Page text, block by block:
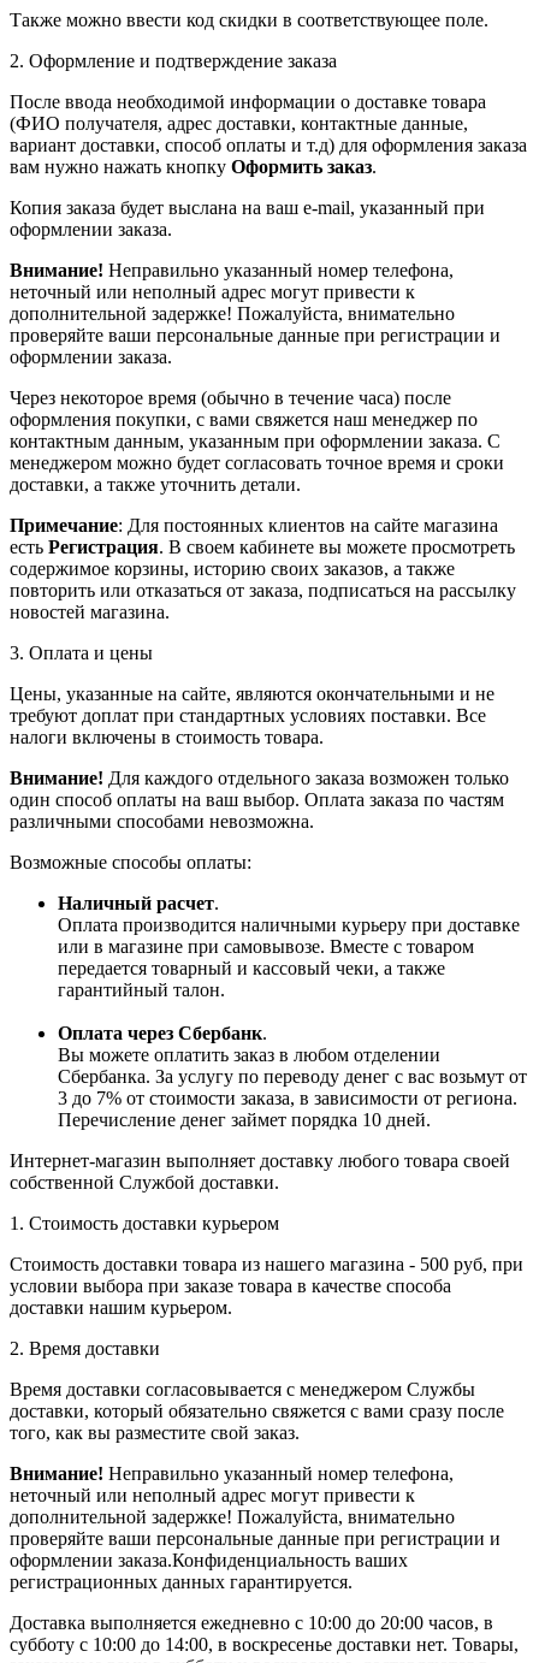
Также можно ввести код скидки в соответствующее поле.
2. Оформление и подтверждение заказа
После ввода необходимой информации о доставке товара
(ФИО получателя, адрес доставки, контактные данные,
вариант доставки, способ оплаты и т.д) для оформления заказа
вам нужно нажать кнопку Оформить заказ.
Копия заказа будет выслана на ваш e-mail, указанный при
оформлении заказа.
Внимание! Неправильно указанный номер телефона,
неточный или неполный адрес могут привести к
дополнительной задержке! Пожалуйста, внимательно
проверяйте ваши персональные данные при регистрации и
оформлении заказа.
Через некоторое время (обычно в течение часа) после
оформления покупки, с вами свяжется наш менеджер по
контактным данным, указанным при оформлении заказа. С
менеджером можно будет согласовать точное время и сроки
доставки, а также уточнить детали.
Примечание: Для постоянных клиентов на сайте магазина
есть Регистрация. В своем кабинете вы можете просмотреть
содержимое корзины, историю своих заказов, а также
повторить или отказаться от заказа, подписаться на рассылку
новостей магазина.
3. Оплата и цены
Цены, указанные на сайте, являются окончательными и не
требуют доплат при стандартных условиях поставки. Все
налоги включены в стоимость товара.
Внимание! Для каждого отдельного заказа возможен только
один способ оплаты на ваш выбор. Оплата заказа по частям
различными способами невозможна.
Возможные способы оплаты:
Наличный расчет.
Оплата производится наличными курьеру при доставке
или в магазине при самовывозе. Вместе с товаром
передается товарный и кассовый чеки, а также
гарантийный талон.
Оплата через Сбербанк.
Вы можете оплатить заказ в любом отделении
Сбербанка. За услугу по переводу денег с вас возьмут от
3 до 7% от стоимости заказа, в зависимости от региона.
Перечисление денег займет порядка 10 дней.
Интернет-магазин выполняет доставку любого товара своей
собственной Службой доставки.
1. Стоимость доставки курьером
Стоимость доставки товара из нашего магазина - 500 руб, при
условии выбора при заказе товара в качестве способа
доставки нашим курьером.
2. Время доставки
Время доставки согласовывается с менеджером Службы
доставки, который обязательно свяжется с вами сразу после
того, как вы разместите свой заказ.
Внимание! Неправильно указанный номер телефона,
неточный или неполный адрес могут привести к
дополнительной задержке! Пожалуйста, внимательно
проверяйте ваши персональные данные при регистрации и
оформлении заказа.Конфиденциальность ваших
регистрационных данных гарантируется.
Доставка выполняется ежедневно с 10:00 до 20:00 часов, в
субботу с 10:00 до 14:00, в воскресенье доставки нет. Товары,